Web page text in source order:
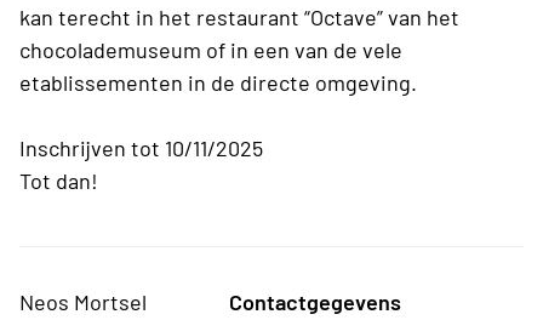
kan terecht in het restaurant “Octave” van het
chocolademuseum of in een van de vele
etablissementen in de directe omgeving.
Inschrijven tot 10/11/2025
Tot dan!
Neos Mortsel
Contactgegevens